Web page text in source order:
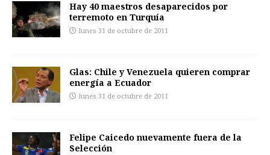
Hay 40 maestros desaparecidos por
terremoto en Turquía
lunes 31 de octubre de 2011
Glas: Chile y Venezuela quieren comprar
energía a Ecuador
lunes 31 de octubre de 2011
Felipe Caicedo nuevamente fuera de la
Selección